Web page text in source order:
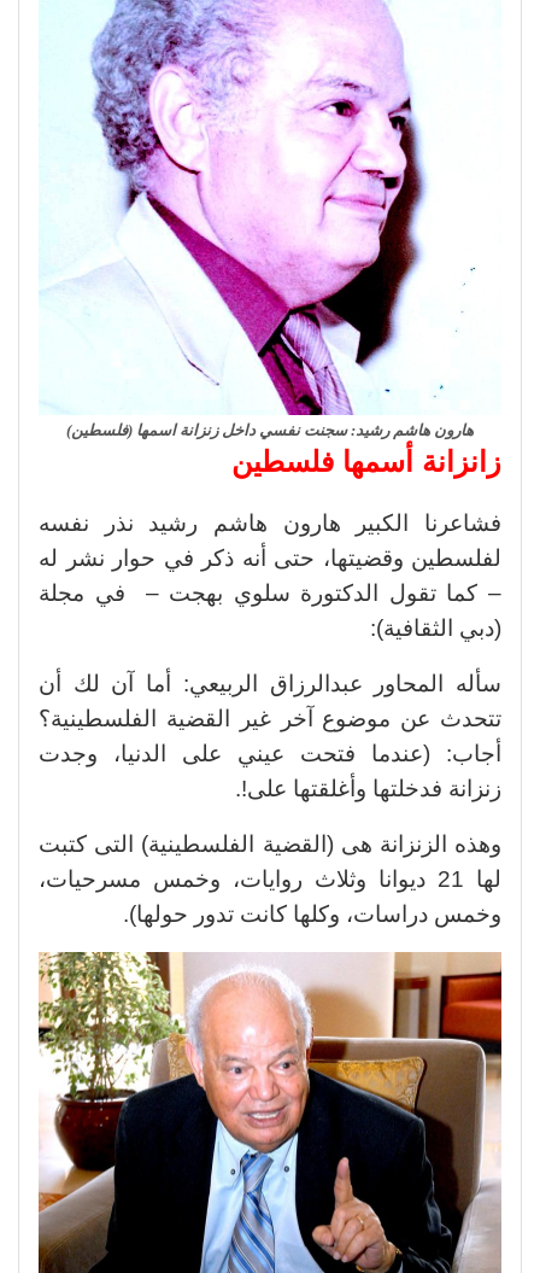
هارون هاشم رشيد: سجنت نفسي داخل زنزانة اسمها (فلسطين)
زانزانة أسمها فلسطين
فشاعرنا الكبير هارون هاشم رشيد نذر نفسه
لفلسطين وقضيتها، حتى أنه ذكر في حوار نشر له
– كما تقول الدكتورة سلوي بهجت – في مجلة
(دبي الثقافية):
سأله المحاور عبدالرزاق الربيعي: أما آن لك أن
تتحدث عن موضوع آخر غير القضية الفلسطينية؟
أجاب: (عندما فتحت عيني على الدنيا، وجدت
زنزانة فدخلتها وأغلقتها على!.
وهذه الزنزانة هى (القضية الفلسطينية) التى كتبت
لها 21 ديوانا وثلاث روايات، وخمس مسرحيات،
وخمس دراسات، وكلها كانت تدور حولها).